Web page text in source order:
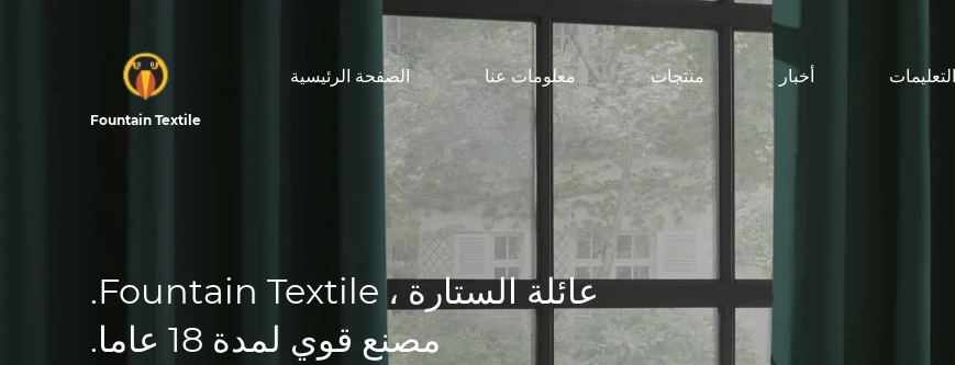
Fountain Textile
الصفحة الرئيسية معلومات عنا منتجات أخبار التعليمات
عائلة الستارة ، Fountain Textile.
مصنع قوي لمدة 18 عاما.